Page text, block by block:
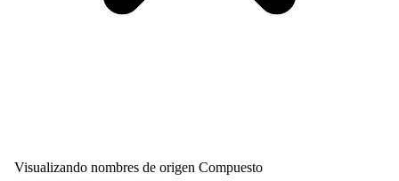
Visualizando nombres de origen Compuesto